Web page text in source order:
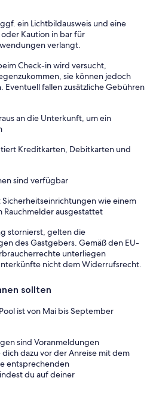
ein Lichtbildausweis und eine
Kaution in bar für
verlangt.
Check-in wird versucht,
sie können jedoch
fallen zusätzliche Gebühren
an die Unterkunft, um ein
Kreditkarten, Debitkarten und
sind verfügbar
wie einem
Rauchmelder ausgestattet
stornierst, gelten die
des Gastgebers. Gemäß den EU-
unterliegen
nicht dem Widerrufsrecht.
sollten
ist von Mai bis September
sind Voranmeldungen
dazu vor der Anreise mit dem
entsprechenden
du auf deiner